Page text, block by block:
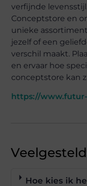
verfijnde
Conceptstore en
unieke
jezelf of een
verschil maakt.
en ervaar hoe
conceptstore kan
https://
Hoe kies ik